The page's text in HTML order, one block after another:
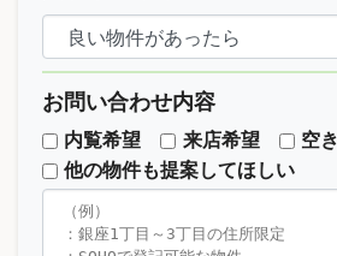
お問い合わせ内容
内覧希望 来店希望
空
他の物件も提案してほしい